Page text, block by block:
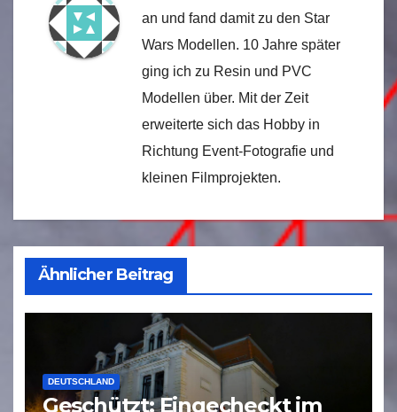
an und fand damit zu den Star
Wars Modellen. 10 Jahre später
ging ich zu Resin und PVC
Modellen über. Mit der Zeit
erweiterte sich das Hobby in
Richtung Event-Fotografie und
kleinen Filmprojekten.
Ähnlicher Beitrag
DEUTSCHLAND
Geschützt: Eingecheckt im